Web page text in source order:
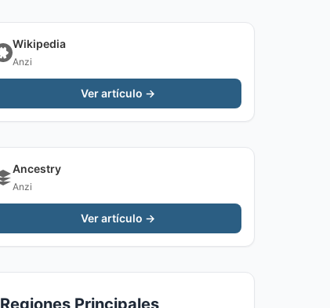
Wikipedia
Anzi
Ver artículo →
Ancestry
Anzi
Ver artículo →
Regiones Principales